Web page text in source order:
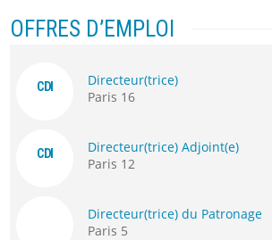
OFFRES D’EMPLOI
CDI
Directeur(trice)
Paris 16
CDI
Directeur(trice) Adjoint(e)
Paris 12
Directeur(trice) du Patronage
Paris 5